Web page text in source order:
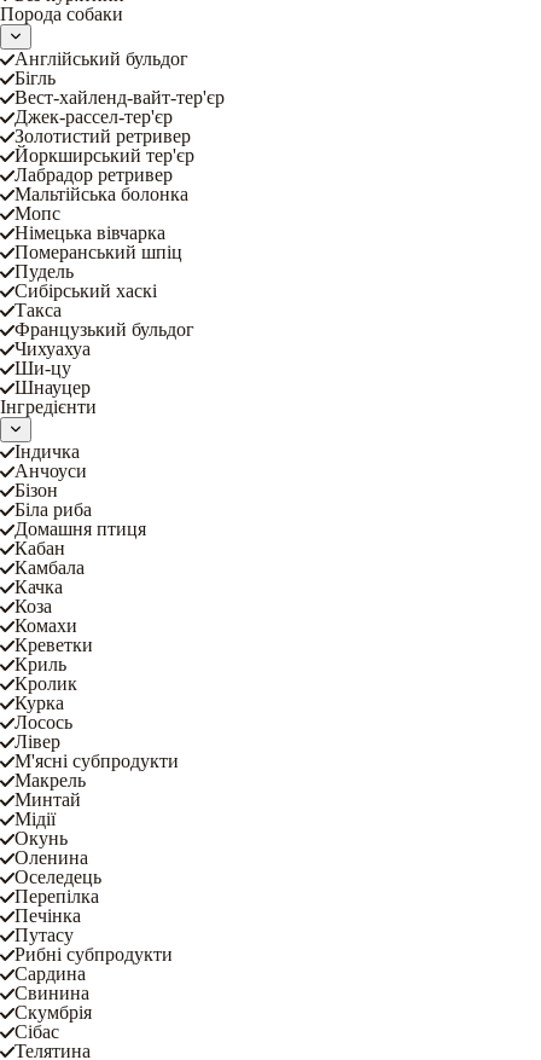
Порода собаки
Англійський бульдог
Бігль
Вест-хайленд-вайт-тер'єр
Джек-рассел-тер'єр
Золотистий ретривер
Йоркширський тер'єр
Лабрадор ретривер
Мальтійська болонка
Мопс
Німецька вівчарка
Померанський шпіц
Пудель
Сибірський хаскі
Такса
Французький бульдог
Чихуахуа
Ши-цу
Шнауцер
Інгредієнти
Індичка
Анчоуси
Бізон
Біла риба
Домашня птиця
Кабан
Камбала
Качка
Коза
Комахи
Креветки
Криль
Кролик
Курка
Лосось
Лівер
М'ясні субпродукти
Макрель
Минтай
Мідії
Окунь
Оленина
Оселедець
Перепілка
Печінка
Путасу
Рибні субпродукти
Сардина
Свинина
Скумбрія
Сібас
Телятина